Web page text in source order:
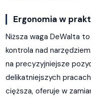
Ergonomia w
Niższa waga DeWalta
kontrola nad
na precyzyjniejsze
delikatniejszych
cięższa, oferuje w